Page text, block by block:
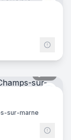
IFOA
sur-marne